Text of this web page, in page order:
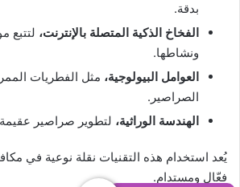
بدقة.
الفخاخ الذكية المتصلة بالإنترنت، لتتبع
ونشاطها.
العوامل البيولوجية، مثل الفطريات
الصراصير.
الهندسة الوراثية، لتطوير صراصير عقيمة
يُعد استخدام هذه التقنيات نقلة نوعية في
فعّال ومستدام.